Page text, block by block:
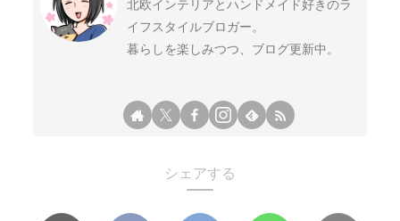
北欧インテリアとハンドメイド好きのラ
イフスタイルブロガー。
暮らしを楽しみつつ、ブログ更新中。
シェアする